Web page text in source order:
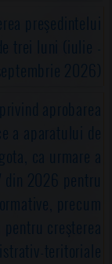
preşedintelui
trei luni (iulie -
2026)
aprobarea
a aparatului de
ca urmare a
din 2026 pentru
precum
creşterea
teritoriale